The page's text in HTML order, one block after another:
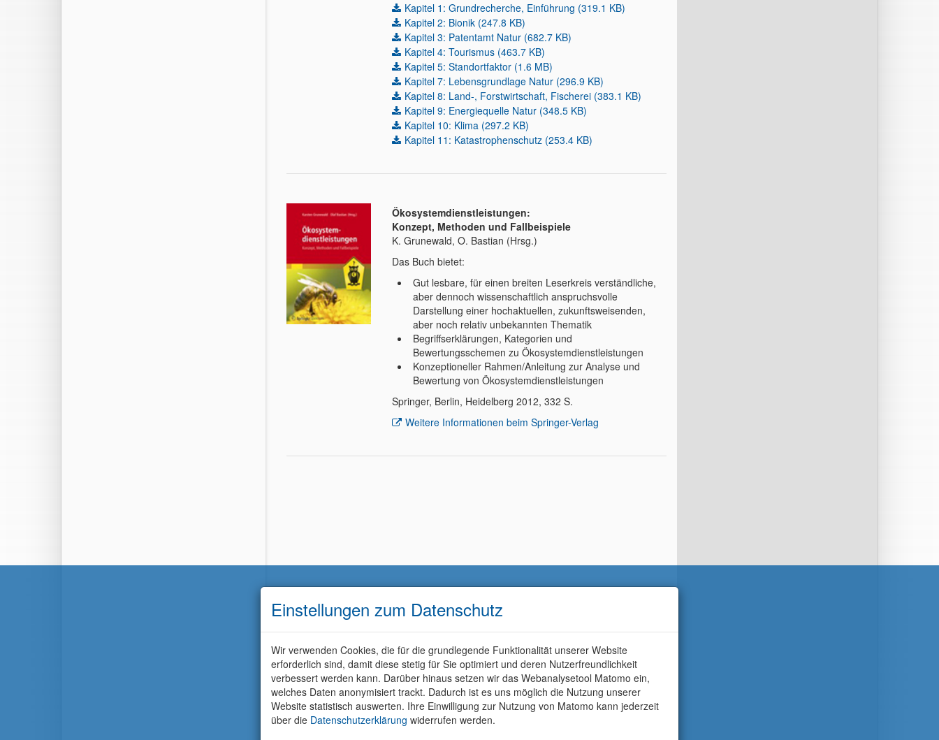
Kapitel 1: Grundrecherche, Einführung (319.1 KB)
Kapitel 2: Bionik (247.8 KB)
Kapitel 3: Patentamt Natur (682.7 KB)
Kapitel 4: Tourismus (463.7 KB)
Kapitel 5: Standortfaktor (1.6 MB)
Kapitel 7: Lebensgrundlage Natur (296.9 KB)
Kapitel 8: Land-, Forstwirtschaft, Fischerei (383.1 KB)
Kapitel 9: Energiequelle Natur (348.5 KB)
Kapitel 10: Klima (297.2 KB)
Kapitel 11: Katastrophenschutz (253.4 KB)
Ökosystemdienstleistungen:
Konzept, Methoden und Fallbeispiele
K. Grunewald, O. Bastian (Hrsg.)
Das Buch bietet:
Gut lesbare, für einen breiten Leserkreis verständliche,
aber dennoch wissenschaftlich anspruchsvolle
Darstellung einer hochaktuellen, zukunftsweisenden,
aber noch relativ unbekannten Thematik
Begriffserklärungen, Kategorien und
Bewertungsschemen zu Ökosystemdienstleistungen
Konzeptioneller Rahmen/Anleitung zur Analyse und
Bewertung von Ökosystemdienstleistungen
Springer, Berlin, Heidelberg 2012, 332 S.
Weitere Informationen beim Springer-Verlag
Einstellungen zum Datenschutz
Wir verwenden Cookies, die für die grundlegende Funktionalität unserer Website
erforderlich sind, damit diese stetig für Sie optimiert und deren Nutzerfreundlichkeit
verbessert werden kann. Darüber hinaus setzen wir das Webanalysetool Matomo ein,
welches Daten anonymisiert trackt. Dadurch ist es uns möglich die Nutzung unserer
Website statistisch auswerten. Ihre Einwilligung zur Nutzung von Matomo kann jederzeit
über die Datenschutzerklärung widerrufen werden.